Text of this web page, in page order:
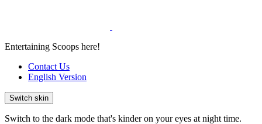
Entertaining Scoops here!
Contact Us
English Version
Switch skin
Switch to the dark mode that's kinder on your eyes at night time.